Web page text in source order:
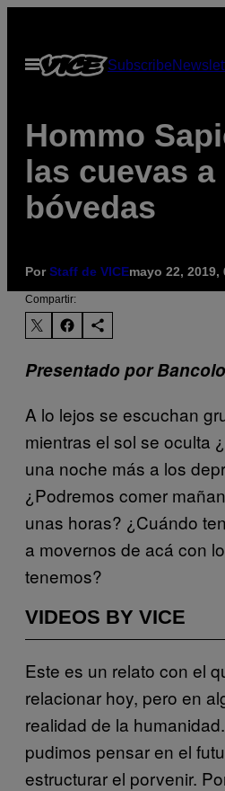
contenido
Abrir
Menú
Subscribe
Hommo
las cuevas a
bóvedas
PorStaff de VICEmayo 22, 2019,
Compartir:
Presentado por
A lo lejos se escuchan
mientras el sol se oculta
una noche más a los
¿Podremos comer
unas horas? ¿Cuándo
a movernos de acá con
tenemos?
VIDEOS BY VICE
Este es un relato con el
relacionar hoy, pero en
realidad de la
pudimos pensar en el
estructurar el porvenir.